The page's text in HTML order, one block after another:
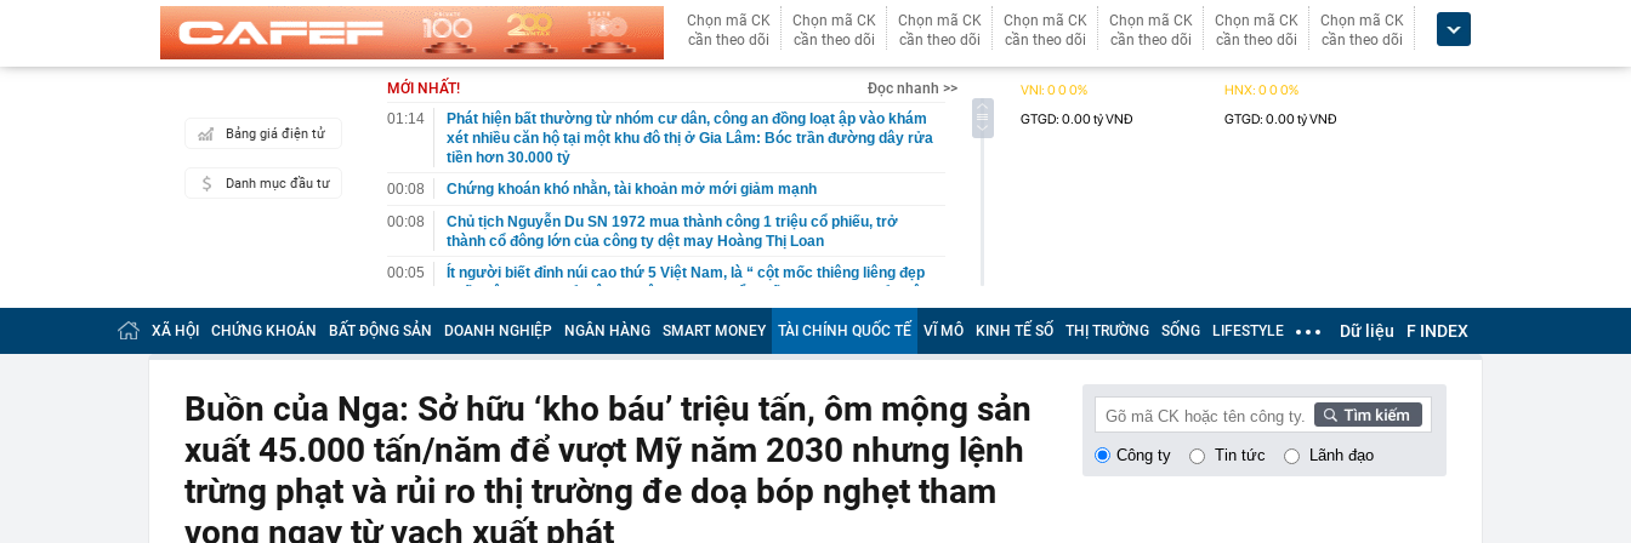
Chọn mã CK
cần theo dõi
Chọn mã CK
cần theo dõi
Chọn mã CK
cần theo dõi
Chọn mã CK
cần theo dõi
Chọn mã CK
cần theo dõi
Chọn mã CK
cần theo dõi
Chọn mã CK
cần theo dõi
Bảng giá điện tử
Danh mục đầu tư
MỚI NHẤT!
Đọc nhanh >>
01:14
Phát hiện bất thường từ nhóm cư dân, công an đồng loạt ập vào khám
xét nhiều căn hộ tại một khu đô thị ở Gia Lâm: Bóc trần đường dây rửa
tiền hơn 30.000 tỷ
00:08
Chứng khoán khó nhằn, tài khoản mở mới giảm mạnh
00:08
Chủ tịch Nguyễn Du SN 1972 mua thành công 1 triệu cổ phiếu, trở
thành cổ đông lớn của công ty dệt may Hoàng Thị Loan
00:05
Ít người biết đỉnh núi cao thứ 5 Việt Nam, là “ cột mốc thiêng liêng đẹp
trekking
Việt Nam có 1 hệ thống y khoa tư nhân sở hữu 14 bệnh viện, 2.900
giường bệnh, vừa được vinh danh "Hệ thống Y khoa tốt nhất Việt Nam
00:05
56 mã chứng khoán bị HoSE cắt margin trong tháng 8
00:03
Một doanh nghiệp Việt thu hơn 1 tỷ USD ở nước ngoài trong nửa đầu
năm 2026, lợi nhuận tăng hơn 120%
00:03
Chứng khoán Vietcap dự phóng VN-Index có thể chạm mốc 1.885 điểm
ngay trong tháng 8
XÃ HỘI CHỨNG KHOÁN BẤT ĐỘNG SẢN DOANH NGHIỆP NGÂN HÀNG SMART MONEY TÀI CHÍNH QUỐC TẾ VĨ MÔ KINH TẾ SỐ THỊ TRƯỜNG SỐNG LIFESTYLE Dữ liệu F INDEX
Buồn của Nga: Sở hữu ‘kho báu’ triệu tấn, ôm mộng sản
xuất 45.000 tấn/năm để vượt Mỹ năm 2030 nhưng lệnh
trừng phạt và rủi ro thị trường đe doạ bóp nghẹt tham
vọng ngay từ vạch xuất phát
Công ty Tin tức Lãnh đạo